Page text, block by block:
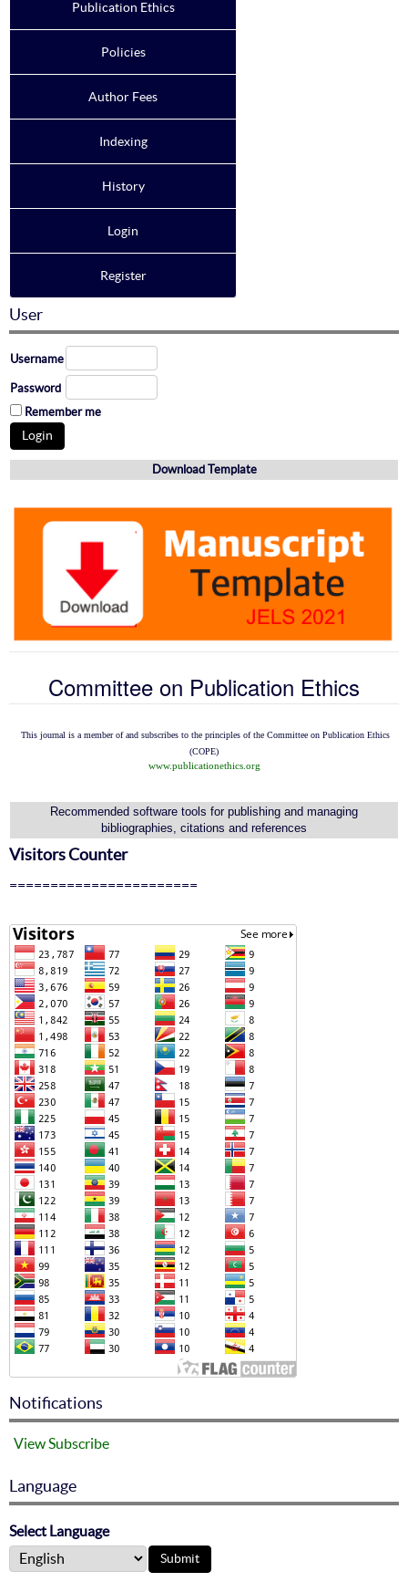
Publication Ethics
Policies
Author Fees
Indexing
History
Login
Register
User
Username
Password
Remember me
Download Template
Committee on Publication Ethics
This journal is a member of and subscribes to the principles of the Committee on Publication Ethics
(COPE)
www.publicationethics.org
Recommended software tools for publishing and managing
bibliographies, citations and references
Visitors Counter
=======================
Notifications
ViewSubscribe
Language
Select Language